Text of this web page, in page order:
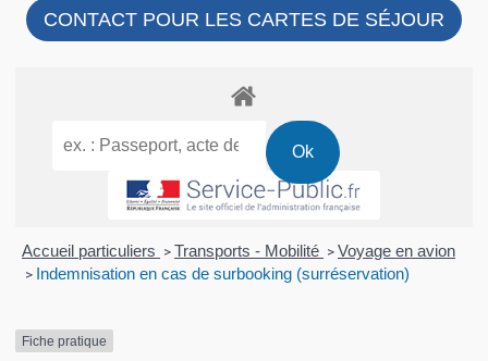
CONTACT POUR LES CARTES DE SÉJOUR
Accueil particuliers > Transports - Mobilité > Voyage en avion
> Indemnisation en cas de surbooking (surréservation)
Fiche pratique